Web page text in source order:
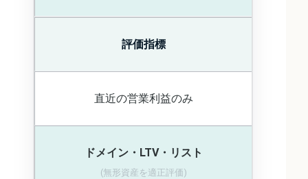
評価指標
直近の営業利益のみ
ドメイン・LTV・リスト
(無形資産を適正評価)